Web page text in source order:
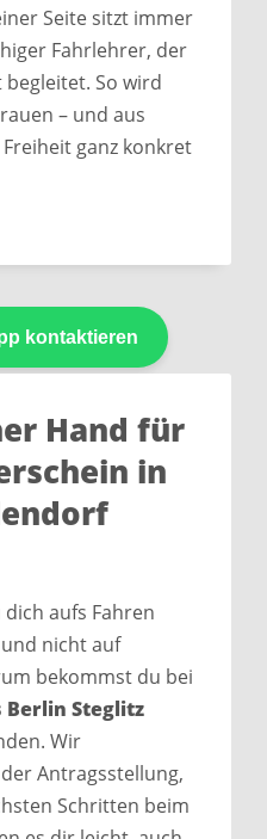
Seite sitzt immer
Fahrlehrer, der
So wird
– und aus
ganz konkret
kontaktieren
Hand für
in
aufs Fahren
nicht auf
bekommst du bei
Berlin Steglitz
Wir
Antragsstellung,
Schritten beim